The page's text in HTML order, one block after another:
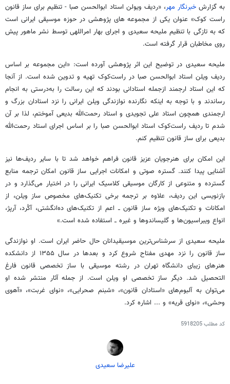
به گزارشخبرنگار مهر، «ردیف ویولن استاد ابوالحسن صبا - تنظیم برای ساز قانون
راست کوک» عنوان یکی از مجموعه های پژوهشی در حوزه موسیقی ایرانی است
که به تازگی با تنظیم ملیحه سعیدی و اجرای بهار امراللهی توسط نشر ماهور پیش
روی مخاطبان قرار گرفته است.
ملیحه سعیدی در توضیح این اثر پژوهشی آورده است: «این مجموعه بر اساس
ردیف ویلن استاد ابوالحسن صبا در راست‌کوک تهیه و تدوین شده است. از آنجا
که این استاد ارجمند ازجمله استادانی بودند که این رسالت را به‌درستی به انجام
رساندند و با توجه به اینکه نگارنده نوازندگی ویلن ایرانی را نزد استادان بزرگ و
ارجمندی همچون استاد علی تجویدی و استاد رحمت‌الله بدیعی آموختم، لذا بر آن
شدم تا ردیف راست‌کوک استاد ابوالحسن صبا را بر اساس اجرای استاد رحمت‌الله
بدیعی برای ساز قانون تنظیم کنم.
این امکان برای هنرجویان عزیز قانون فراهم خواهد شد تا با سایر ردیف‌ها نیز
آشنایی پیدا کنند. گستره‌ صوتی و امکانات اجرایی ساز قانون امکان ترجمه‌ منابع
گسترده و متنوعی از کارگان موسیقی کلاسیک ایرانی را در اختیار می‌گذارد و در
بازنویسی این ردیف، علاوه بر ترجمه‌ برخی تکنیک‌های مخصوص ساز ویلن، از
امکانات و تکنیک‌های ویژه‌ ساز قانون ــ اعم از تکنیک‌های ده‌انگشتی، آکُرد، آرپژ،
انواع ویبراسیون‌ها و گلیساندوها و غیره ــ استفاده شده است.»
ملیحه سعیدی از سرشناس‌ترین موسیقیدانان حال حاضر ایران است. او نوازندگی
ساز قانون را نزد مهدی مفتاح شروع کرد و بعدها در سال ۱۳۵۵ از دانشکده
هنرهای زیبای دانشگاه تهران در رشته موسیقی با ساز تخصصی قانون فارغ
التحصیل شد. دیگر ساز تخصصی او ویلن است. از جمله آثار منتشر شده او
می‌توان به آلبوم‌های «استادان قانون»، «شبنم صحرایی»، «نوای غربت»، «آهوی
وحشی»، «نوای قریه» و ... اشاره کرد.
کد مطلب5918205
علیرضا سعیدی